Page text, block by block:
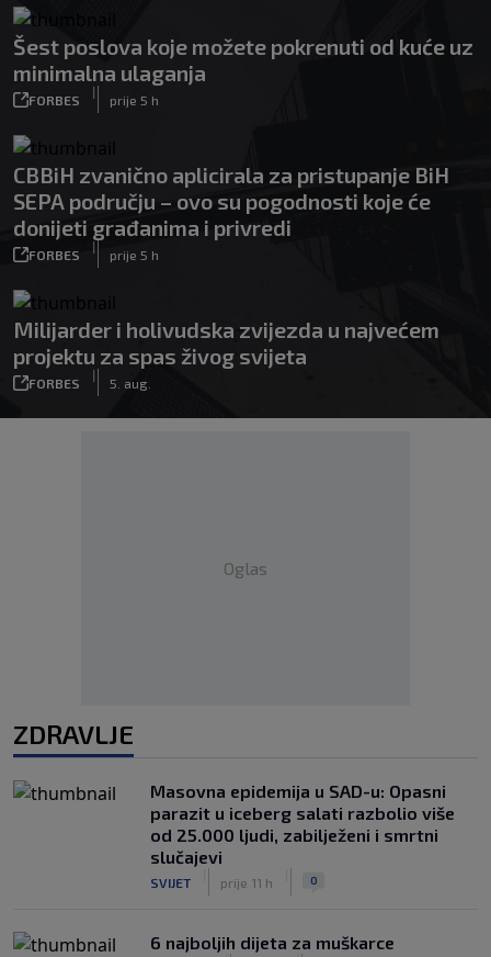
Šest poslova koje možete pokrenuti od kuće uz
minimalna ulaganja
FORBES
|
prije 5 h
CBBiH zvanično aplicirala za pristupanje BiH
SEPA području – ovo su pogodnosti koje će
donijeti građanima i privredi
FORBES
|
prije 5 h
Milijarder i holivudska zvijezda u najvećem
projektu za spas živog svijeta
FORBES
|
5. aug.
Oglas
ZDRAVLJE
Masovna epidemija u SAD-u: Opasni
parazit u iceberg salati razbolio više
od 25.000 ljudi, zabilježeni i smrtni
slučajevi
SVIJET prije 11 h 0
6 najboljih dijeta za muškarce